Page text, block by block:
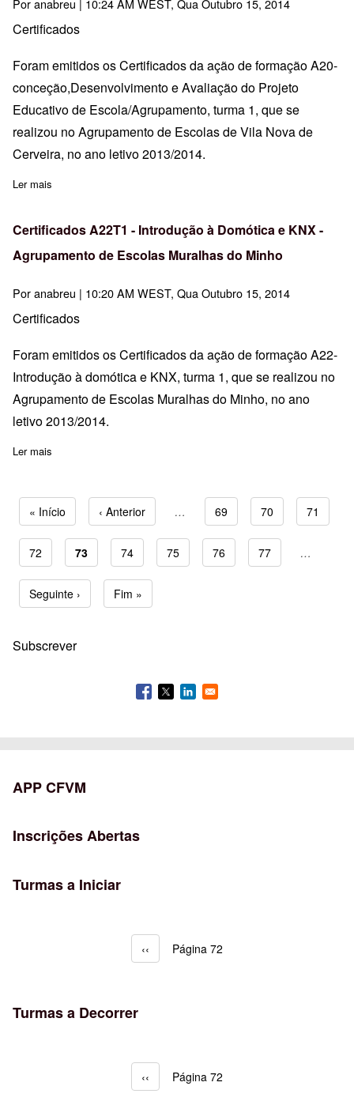
Certificados
Foram emitidos os Certificados da ação de formação A20-
conceção,Desenvolvimento e Avaliação do Projeto
Educativo de Escola/Agrupamento, turma 1, que se
realizou no Agrupamento de Escolas de Vila Nova de
Cerveira, no ano letivo 2013/2014.
Ler mais
Certificados A22T1 - Introdução à Domótica e KNX -
Agrupamento de Escolas Muralhas do Minho
Poranabreu | 10:20 AM WEST, Qua Outubro 15, 2014
Certificados
Foram emitidos os Certificados da ação de formação A22-
Introdução à domótica e KNX, turma 1, que se realizou no
Agrupamento de Escolas Muralhas do Minho, no ano
letivo 2013/2014.
Ler mais
Paginação
Primeira página
« Início Página anterior
‹ Anterior … Page
69 Page
70 Page
71
Page
72 Página atual
73 Page
74 Page
75 Page
76 Page
77 …
Próxima página
Seguinte › Última página
Fim »
Subscrever
APP CFVM
Inscrições Abertas
Turmas a Iniciar
Paginação
Página anterior
‹‹ Página 72
Turmas a Decorrer
Paginação
Página anterior
‹‹ Página 72